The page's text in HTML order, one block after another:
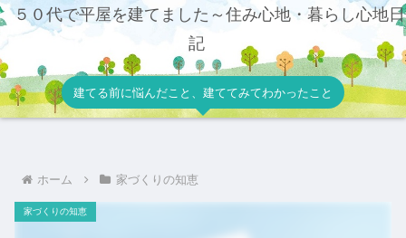
５０代で平屋を建てました～住み心地・暮らし心地日
記
建てる前に悩んだこと、建ててみてわかったこと
ホーム 家づくりの知恵
家づくりの知恵